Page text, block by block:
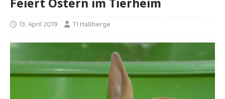
Feiert Ostern im Tierheim
13. April 2019 TI Haßberge